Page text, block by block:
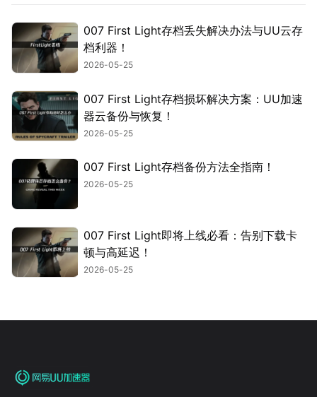
007 First Light存档丢失解决办法与UU云存
档利器！
2026-05-25
007 First Light存档损坏解决方案：UU加速
器云备份与恢复！
2026-05-25
007 First Light存档备份方法全指南！
2026-05-25
007 First Light即将上线必看：告别下载卡
顿与高延迟！
2026-05-25